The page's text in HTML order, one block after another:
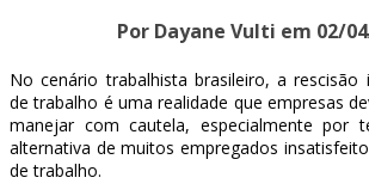
Por Dayane Vulti em 02/
No cenário trabalhista brasileiro, a
de trabalho é uma realidade que empresas
manejar com cautela, especialmente por
alternativa de muitos empregados
de trabalho.